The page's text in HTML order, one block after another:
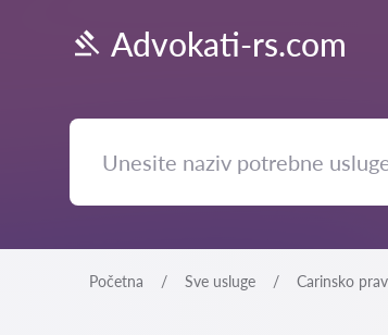
Advokati-rs.com
Početna Sve usluge Carinsko